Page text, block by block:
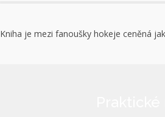
Kniha je mezi fanoušky hokeje ceněná